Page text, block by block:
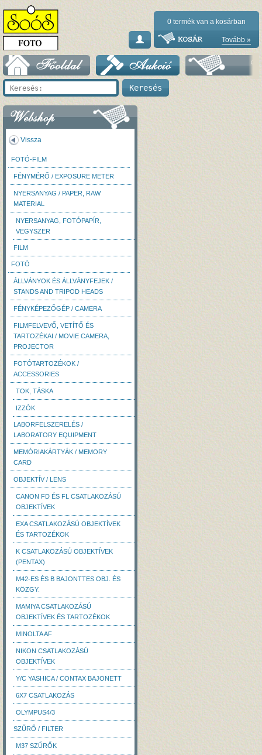
0 termék van a kosárban
Tovább »
Vissza
FOTÓ-FILM
FÉNYMÉRŐ / EXPOSURE METER
NYERSANYAG / PAPER, RAW
MATERIAL
NYERSANYAG, FOTÓPAPÍR,
VEGYSZER
FILM
FOTÓ
ÁLLVÁNYOK ÉS ÁLLVÁNYFEJEK /
STANDS AND TRIPOD HEADS
FÉNYKÉPEZŐGÉP / CAMERA
FILMFELVEVŐ, VETÍTŐ ÉS
TARTOZÉKAI / MOVIE CAMERA,
PROJECTOR
FOTÓTARTOZÉKOK /
ACCESSORIES
TOK, TÁSKA
IZZÓK
LABORFELSZERELÉS /
LABORATORY EQUIPMENT
MEMÓRIAKÁRTYÁK / MEMORY
CARD
OBJEKTÍV / LENS
CANON FD ÉS FL CSATLAKOZÁSÚ
OBJEKTÍVEK
EXA CSATLAKOZÁSÚ OBJEKTÍVEK
ÉS TARTOZÉKOK
K CSATLAKOZÁSÚ OBJEKTÍVEK
(PENTAX)
M42-ES ÉS B BAJONTTES OBJ. ÉS
KÖZGY.
MAMIYA CSATLAKOZÁSÚ
OBJEKTÍVEK ÉS TARTOZÉKOK
MINOLTA AF
NIKON CSATLAKOZÁSÚ
OBJEKTÍVEK
Y/C YASHICA / CONTAX BAJONETT
6X7 CSATLAKOZÁS
OLYMPUS4/3
SZŰRŐ / FILTER
M37 SZŰRŐK